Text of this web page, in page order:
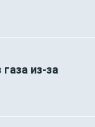
из-за